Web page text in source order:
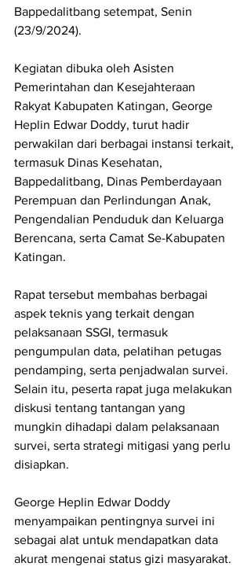
Bappedalitbang setempat, Senin
(23/9/2024).
Kegiatan dibuka oleh Asisten
Pemerintahan dan Kesejahteraan
Rakyat Kabupaten Katingan, George
Heplin Edwar Doddy, turut hadir
perwakilan dari berbagai instansi terkait,
termasuk Dinas Kesehatan,
Bappedalitbang, Dinas Pemberdayaan
Perempuan dan Perlindungan Anak,
Pengendalian Penduduk dan Keluarga
Berencana, serta Camat Se-Kabupaten
Katingan.
Rapat tersebut membahas berbagai
aspek teknis yang terkait dengan
pelaksanaan SSGI, termasuk
pengumpulan data, pelatihan petugas
pendamping, serta penjadwalan survei.
Selain itu, peserta rapat juga melakukan
diskusi tentang tantangan yang
mungkin dihadapi dalam pelaksanaan
survei, serta strategi mitigasi yang perlu
disiapkan.
George Heplin Edwar Doddy
menyampaikan pentingnya survei ini
sebagai alat untuk mendapatkan data
akurat mengenai status gizi masyarakat.